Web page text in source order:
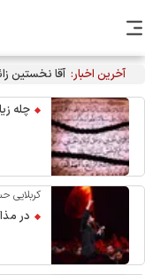
آخرین اخبار: آقا نخستین
چله زیارت
کربلایی
در